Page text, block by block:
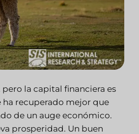
la capital financiera es
ha recuperado mejor que
de un auge económico.
prosperidad. Un buen